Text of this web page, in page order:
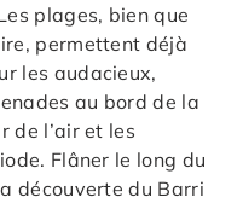
plages, bien que
permettent déjà
les audacieux,
au bord de la
de l’air et les
Flâner le long du
découverte du Barri